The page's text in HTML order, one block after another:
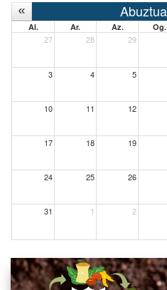
Al. Ar. Az. Og.
27 28 29
3 4 5
10 11 12
17 18 19
24 25 26
31 1 2